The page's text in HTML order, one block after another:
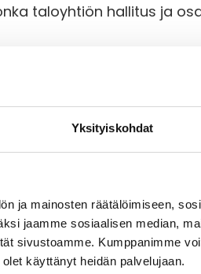
Yksityiskohdat
ja mainosten räätälöimiseen,
jaamme sosiaalisen median,
sivustoamme. Kumppanimme
käyttänyt heidän palvelujaan.
taloyhtiön hallitus ja